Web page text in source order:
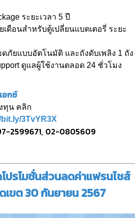
ระยะเวลา 5 ปี
เดือนสำหรับตู้เปลี่ยนแบตเตอรี่ ระยะ
ภัยแบบอัตโนมัติ และถังดับเพลิง 1 ถัง
ดูแลผู้ใช้งานตลอด 24 ชั่วโมง
อกซ์
ทุน คลิก
3TvYR3X
2599671, 02-0805609
ปรโมชั่นส่วนลดค่าแฟรนไชส์
ขต 30 กันยายน 2567